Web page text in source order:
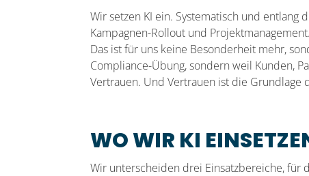
Wir setzen KI ein. Systematisch und entlang
Kampagnen-Rollout und
Das ist für uns keine Besonderheit mehr,
Compliance-Übung, sondern weil Kunden,
Vertrauen. Und Vertrauen ist die Grundlage
WO WIR KI
Wir unterscheiden drei Einsatzbereiche, für